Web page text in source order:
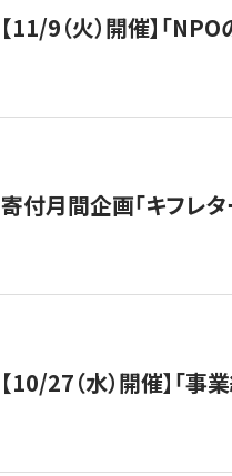
【11/9（火）開催】「
寄付月間企画「キフレ
【10/27（水）開催】「